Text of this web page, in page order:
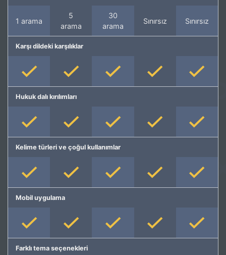
1 arama
5
arama
30
arama
Sınırsız Sınırsız
Karşı dildeki karşılıklar
Hukuk dalı kırılımları
Kelime türleri ve çoğul kullanımlar
Mobil uygulama
Farklı tema seçenekleri